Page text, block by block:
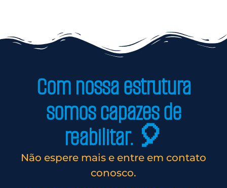
Com nossa estrutura
somos capazes de
reabilitar. 🎈
Não espere mais e entre em contato
conosco.